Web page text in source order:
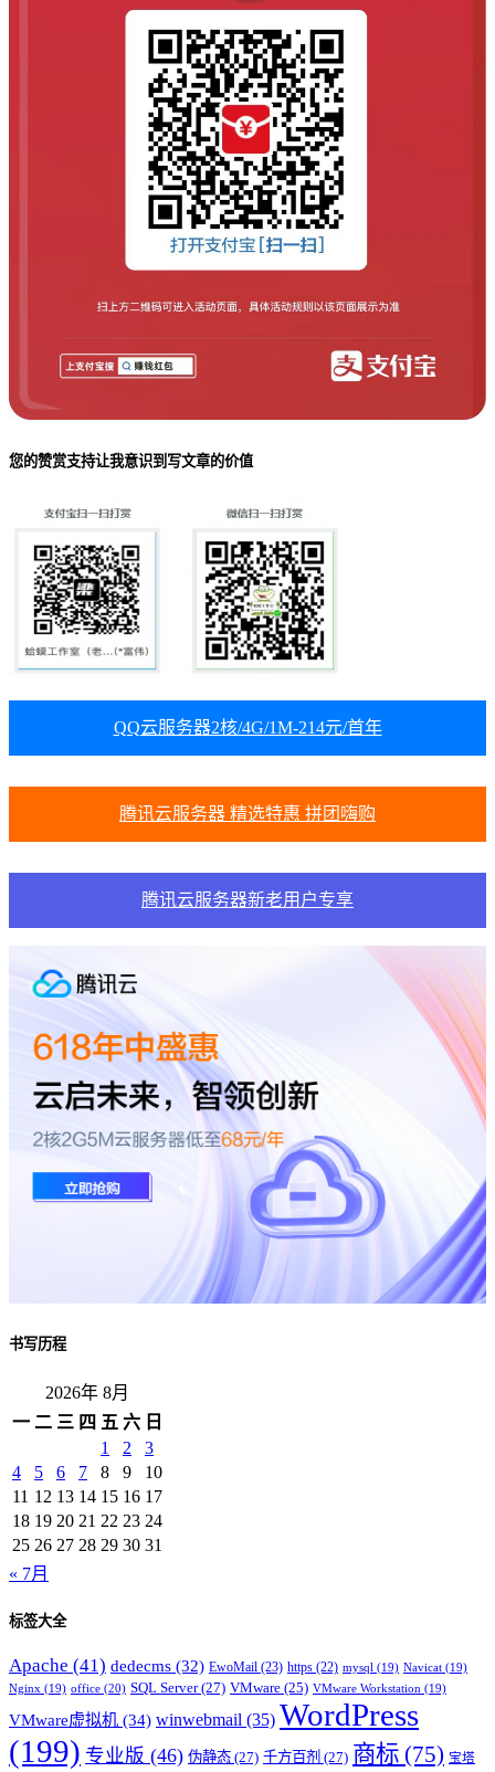
您的赞赏支持让我意识到写文章的价值
QQ云服务器2核/4G/1M-214元/首年
腾讯云服务器 精选特惠 拼团嗨购
腾讯云服务器新老用户专享
书写历程
2026年 8月
一 二 三 四 五 六 日
1
2
3
4
5 6 7 8 9
10
11 12 13 14 15 16 17
18 19 20 21 22 23 24
25 26 27 28 29 30 31
« 7月
标签大全
Apache (41) dedecms (32) EwoMail (23) https (22) mysql (19) Navicat (19)
Nginx (19) office (20) SQL Server(27) VMware (25) VMware Workstation (19)
VMware虚拟机 (34) winwebmail (35) WordPress
(199) 专业版 (46) 伪静态 (27) 千方百剂 (27) 商标 (75) 宝塔